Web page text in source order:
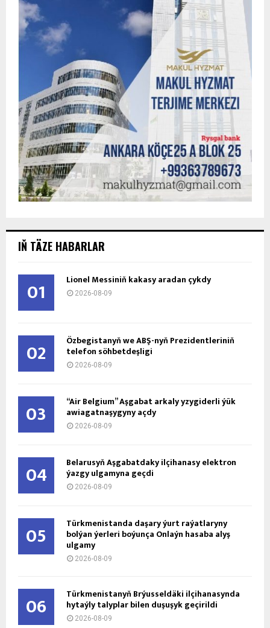
IŇ TÄZE HABARLAR
01 Lionel Messiniň kakasy aradan çykdy
2026-08-09
02 Özbegistanyň we ABŞ-nyň Prezidentleriniň
telefon söhbetdeşligi
2026-08-09
03 “Air Belgium” Aşgabat arkaly yzygiderli ýük
awiagatnaşygyny açdy
2026-08-09
04 Belarusyň Aşgabatdaky ilçihanasy elektron
ýazgy ulgamyna geçdi
2026-08-09
05 Türkmenistanda daşary ýurt raýatlaryny
bolýan ýerleri boýunça Onlaýn hasaba alyş
ulgamy
2026-08-09
06 Türkmenistanyň Brýusseldäki ilçihanasynda
hytaýly talyplar bilen duşuşyk geçirildi
2026-08-09